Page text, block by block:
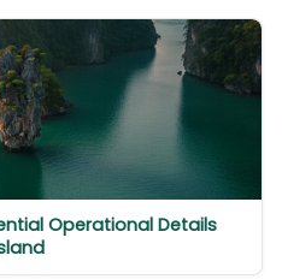
Operational Details